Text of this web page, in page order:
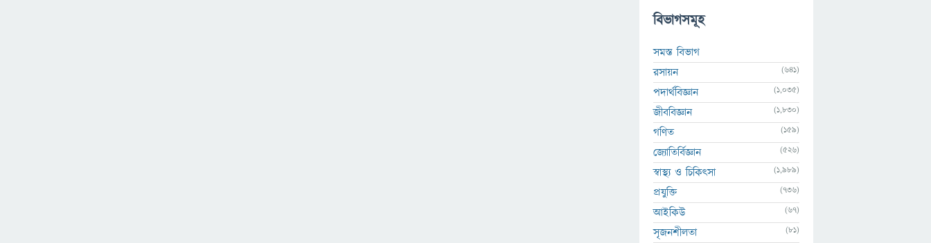
বিভাগসমূহ
সমস্ত বিভাগ
রসায়ন
(641)
পদার্থবিজ্ঞান (1,035)
জীববিজ্ঞান (1,830)
গণিত (159)
জ্যোতির্বিজ্ঞান (526)
স্বাস্থ্য ও চিকিৎসা (1,989)
প্রযুক্তি (736)
আইকিউ (67)
সৃজনশীলতা (81)